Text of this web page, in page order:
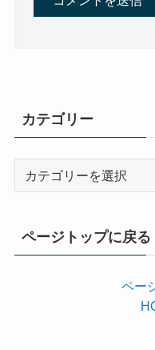
カテゴリー
ページトップに戻る
ペー